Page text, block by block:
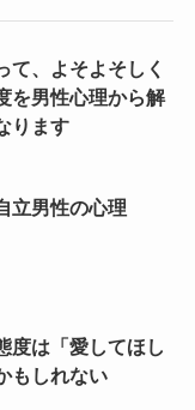
て、よそよそしく
を男性心理から解
ります
立男性の心理
度は「愛してほし
もしれない